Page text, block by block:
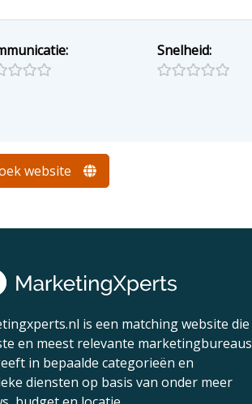
Snelheid:
website
is een matching website die
en meest relevante marketingbureaus
in bepaalde categorieën en
diensten op basis van onder meer